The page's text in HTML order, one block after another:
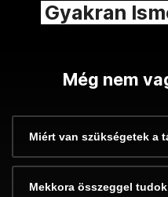
Gyakran
Még nem
Miért van szükségetek a
Mekkora összeggel